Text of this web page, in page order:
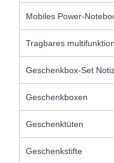
Mobiles Power-
Tragbares
Geschenkbox-Set
Geschenkboxen
Geschenktüten
Geschenkstifte